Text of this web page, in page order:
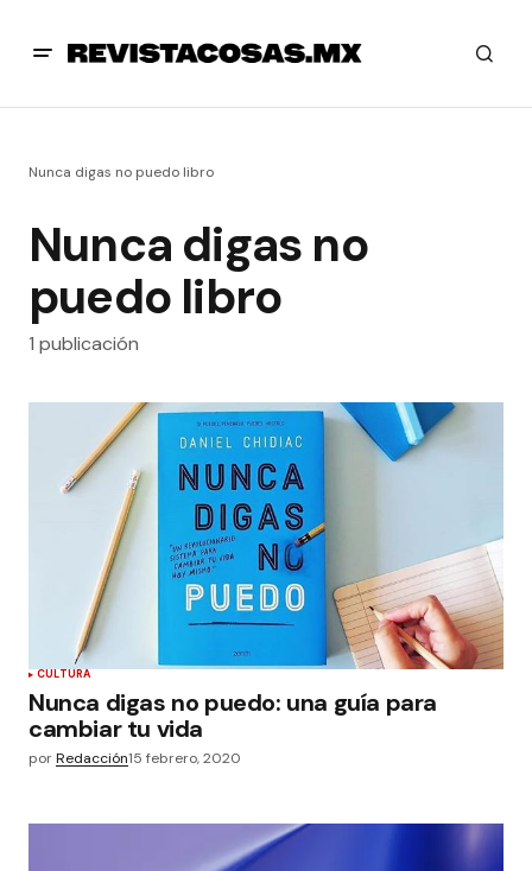
Nunca digas no puedo libro
Nunca digas no
puedo libro
1 publicación
CULTURA
Nunca digas no puedo: una guía para
cambiar tu vida
porRedacción15 febrero, 2020